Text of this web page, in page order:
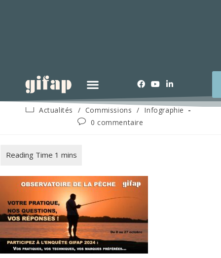
Actualités / Commissions / Infographie
0 commentaire